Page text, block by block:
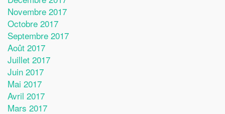
Novembre 2017
Octobre 2017
Septembre 2017
Août 2017
Juillet 2017
Juin 2017
Mai 2017
Avril 2017
Mars 2017